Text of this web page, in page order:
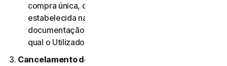
compra única, o Período de Serviço terá a duração
estabelecida na Documentação, ou na
documentação aplicável do Fornecedor através do
qual o Utilizador obteve o Serviço.
Cancelamento do Serviço.